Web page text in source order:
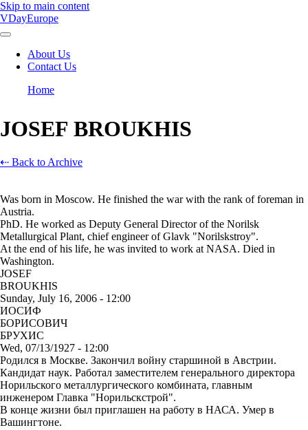
Skip to main content
VDayEurope
Main
About Us
Contact Us
Home
JOSEF BROUKHIS
⇠ Back to Archive
Was born in Moscow. He finished the war with the rank of foreman in
Austria.
PhD. He worked as Deputy General Director of the Norilsk
Metallurgical Plant, chief engineer of Glavk "Norilskstroy".
At the end of his life, he was invited to work at NASA. Died in
Washington.
JOSEF
BROUKHIS
Sunday, July 16, 2006 - 12:00
ИОСИФ
БОРИСОВИЧ
БРУХИС
Wed, 07/13/1927 - 12:00
Родился в Москве. Закончил войну старшиной в Австрии.
Кандидат наук. Работал заместителем генерального директора
Норильского металлургического комбината, главным
инженером Главка "Норильскстрой".
В конце жизни был приглашен на работу в НАСА. Умер в
Вашингтоне.